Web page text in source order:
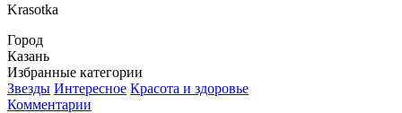
Krasotka
Город
Казань
Избранные категории
Звезды Интересное Красота и здоровье
Комментарии